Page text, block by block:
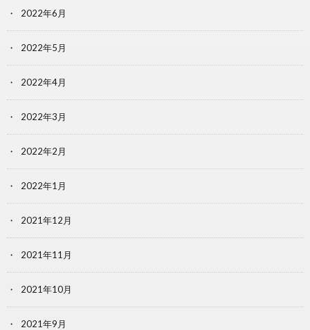
2022年6月
2022年5月
2022年4月
2022年3月
2022年2月
2022年1月
2021年12月
2021年11月
2021年10月
2021年9月